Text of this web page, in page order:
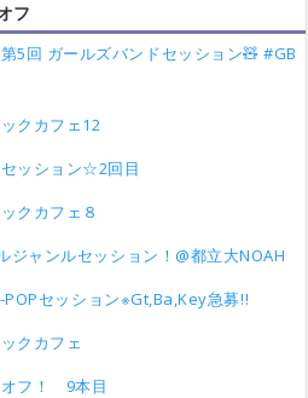
フ
第5回 ガールズバンドセッション🧸 #GB
クカフェ12
ッション☆2回目
クカフェ８
ジャンルセッション！@都立大NOAH
POPセッション※Gt,Ba,Key急募!!
クカフェ
オフ！ 9本目